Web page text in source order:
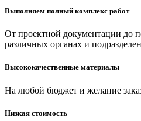
Выполняем полный комплекс работ
От проектной документации до
различных органах и
Высококачественные материалы
На любой бюджет и желание
Низкая стоимость